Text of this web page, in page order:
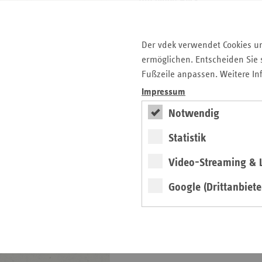
Der vdek verwendet Cookies
ermöglichen. Entscheiden
Fußzeile anpassen. Weitere
Impressum
Notwendig
Statistik
Video-Streaming &
Google
Informationen
Kontakt und Anfahrt
Veranstaltungen
Basisdaten 2025-2026
Broschüre